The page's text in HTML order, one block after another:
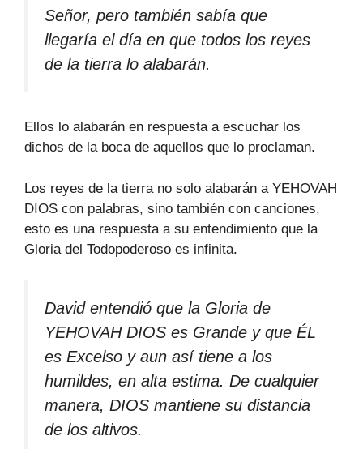
Señor, pero también sabía que
llegaría el día en que todos los reyes
de la tierra lo alabarán.
Ellos lo alabarán en respuesta a escuchar los
dichos de la boca de aquellos que lo proclaman.
Los reyes de la tierra no solo alabarán a YEHOVAH
DIOS con palabras, sino también con canciones,
esto es una respuesta a su entendimiento que la
Gloria del Todopoderoso es infinita.
David entendió que la Gloria de
YEHOVAH DIOS es Grande y que ÉL
es Excelso y aun así tiene a los
humildes, en alta estima. De cualquier
manera, DIOS mantiene su distancia
de los altivos.